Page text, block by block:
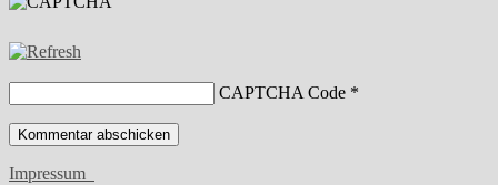
CAPTCHA Code *
Impressum